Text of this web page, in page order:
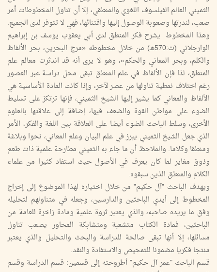
الثميني العالم الفيلسوف اللغوي والمنطقي، إلا أن تناول المخطوطات أمر
صعب، لندرتها وصعوبة الوصول إليها واقتنائها، فهي لا تتوفر لدى الجميع.
وهذا المخطوط يشرح فكر المنطق لدى أبي يعقوب يوسف بن إبراهيم
الوارجلاني (ت:570هـ) من خلال مخطوطه «مرج البحرين، بحر الألفاظ
والكلم، وبحر المعاني والحكم»، وهو لا يرى أنه قد اندثرت معالم علم
المنطق، لذا فإن الألفاظ في علم المنطق تبقى محل دراسة عبر العصور
رغم اختلاف نمطية تناولها من عصر لآخر، وإذا كانت المادة الأساسية هي
الألفاظ والمعاني كما يشير إليها الشيخ الثميني، فإنها ترتكز على تسليط
الضوء على مواطن القوة والضعف فيها، إضافة إلى علاقتها بالعلوم
الأخرى، وسلط الباحث الضوء أيضا على العلاقة بين اللغة والفكر، الأمر
الذي جعل الشيخ الثميني يبرز في علم البيان وعلم المعاني، نحوا وبلاغة
ومنطقا وكلاما. والملاحظ أن ما جاء به الثميني مطارحة علمية ذات طعم
وذوق مغاير لما كان يعرف في الأصول حيث استفاد كثيرا من علماء
الكلام والمنطق الذين سبقوه.
ويهدف الباحث "آل حكيم" من خلال اختياره لهذا الموضوع إلى إخراج
المخطوط إلى أيدي الباحثين والدارسين، وجعله في متناولهم لتحليله
وفق ما يريده صاحبه، والذي يعتبر ثروة علمية ومادة زاخرة للعامة من
الباحثين، فمادة الكتاب متشعبة ومتشابكة المحاور يصعب تناول
مسائلها، إلا أنها تبقى صالحة للدراسة والبحث والتحليل والذي يعتبر
منتجا فكريا مضمونا للتمحيص والاستفادة والنقد.
قسم الباحث "عمر آل حكيم" أطروحته إلى قسمين: قسم الدراسة وقسم